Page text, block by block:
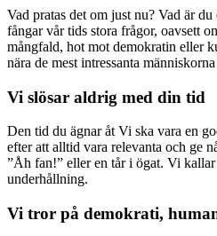
Vad pratas det om just nu? Vad är
fångar vår tids stora frågor, oavsett
mångfald, hot mot demokratin eller
nära de mest intressanta
Vi slösar aldrig med din tid
Den tid du ägnar åt Vi ska vara en
efter att alltid vara relevanta och ge
”Åh fan!” eller en tår i ögat. Vi
underhållning.
Vi tror på demokrati,